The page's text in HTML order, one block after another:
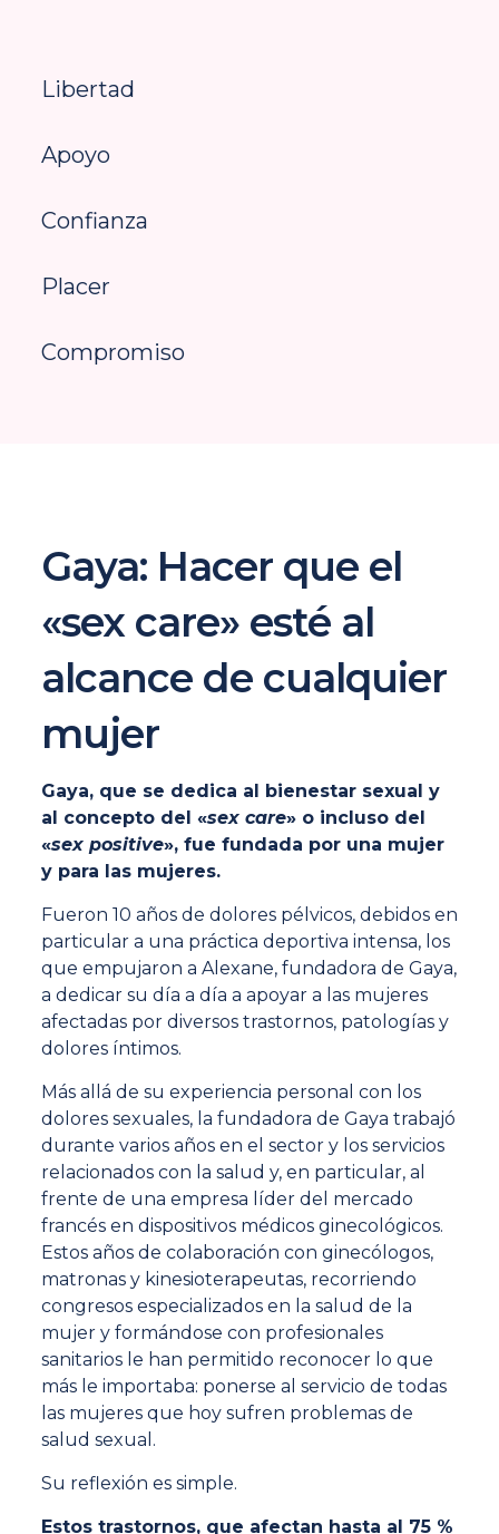
Libertad
Apoyo
Confianza
Placer
Compromiso
Gaya: Hacer que el
«sex care» esté al
alcance de cualquier
mujer
Gaya, que se dedica al bienestar sexual y
al concepto del «sex care» o incluso del
«sex positive», fue fundada por una mujer
y para las mujeres.
Fueron 10 años de dolores pélvicos, debidos en
particular a una práctica deportiva intensa, los
que empujaron a Alexane, fundadora de Gaya,
a dedicar su día a día a apoyar a las mujeres
afectadas por diversos trastornos, patologías y
dolores íntimos.
Más allá de su experiencia personal con los
dolores sexuales, la fundadora de Gaya trabajó
durante varios años en el sector y los servicios
relacionados con la salud y, en particular, al
frente de una empresa líder del mercado
francés en dispositivos médicos ginecológicos.
Estos años de colaboración con ginecólogos,
matronas y kinesioterapeutas, recorriendo
congresos especializados en la salud de la
mujer y formándose con profesionales
sanitarios le han permitido reconocer lo que
más le importaba: ponerse al servicio de todas
las mujeres que hoy sufren problemas de
salud sexual.
Su reflexión es simple.
Estos trastornos, que afectan hasta al 75 %